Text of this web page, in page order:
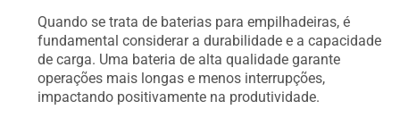
Quando se trata de baterias para empilhadeiras, é
fundamental considerar a durabilidade e a capacidade
de carga. Uma bateria de alta qualidade garante
operações mais longas e menos interrupções,
impactando positivamente na produtividade.